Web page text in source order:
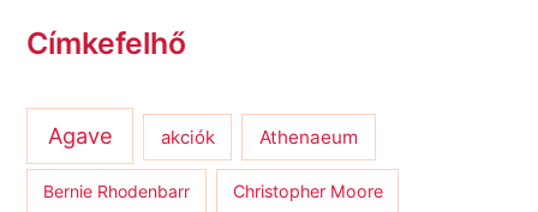
Címkefelhő
Agave akciók Athenaeum
Bernie Rhodenbarr Christopher Moore